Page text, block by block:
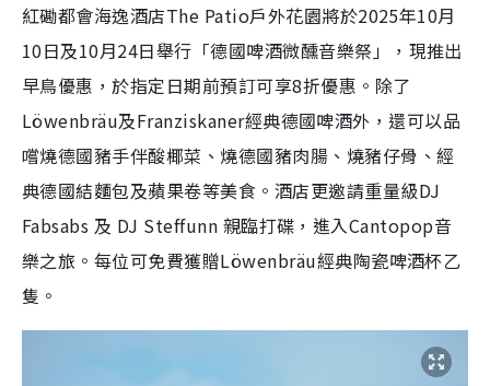
紅磡都會海逸酒店The Patio戶外花園將於2025年10月
10日及10月24日舉行「德國啤酒微醺音樂祭」，現推出
早鳥優惠，於指定日期前預訂可享8折優惠。除了
Löwenbräu及Franziskaner經典德國啤酒外，還可以品
嚐燒德國豬手伴酸椰菜、燒德國豬肉腸、燒豬仔骨、經
典德國結麵包及蘋果卷等美食。酒店更邀請重量級DJ
Fabsabs 及 DJ Steffunn 親臨打碟，進入Cantopop音
樂之旅。每位可免費獲贈Löwenbräu經典陶瓷啤酒杯乙
隻。